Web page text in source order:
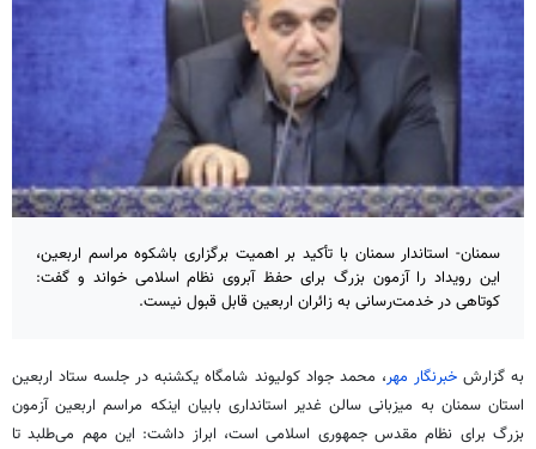
سمنان- استاندار سمنان با تأکید بر اهمیت برگزاری باشکوه مراسم اربعین،
این رویداد را آزمون بزرگ برای حفظ آبروی نظام اسلامی خواند و گفت:
کوتاهی در خدمت‌رسانی به زائران اربعین قابل قبول نیست.
به گزارشخبرنگار مهر، محمد جواد کولیوند شامگاه یکشنبه در جلسه ستاد اربعین
استان سمنان به میزبانی سالن غدیر استانداری بابیان اینکه مراسم اربعین آزمون
بزرگ برای نظام مقدس جمهوری اسلامی است، ابراز داشت: این مهم می‌طلبد تا